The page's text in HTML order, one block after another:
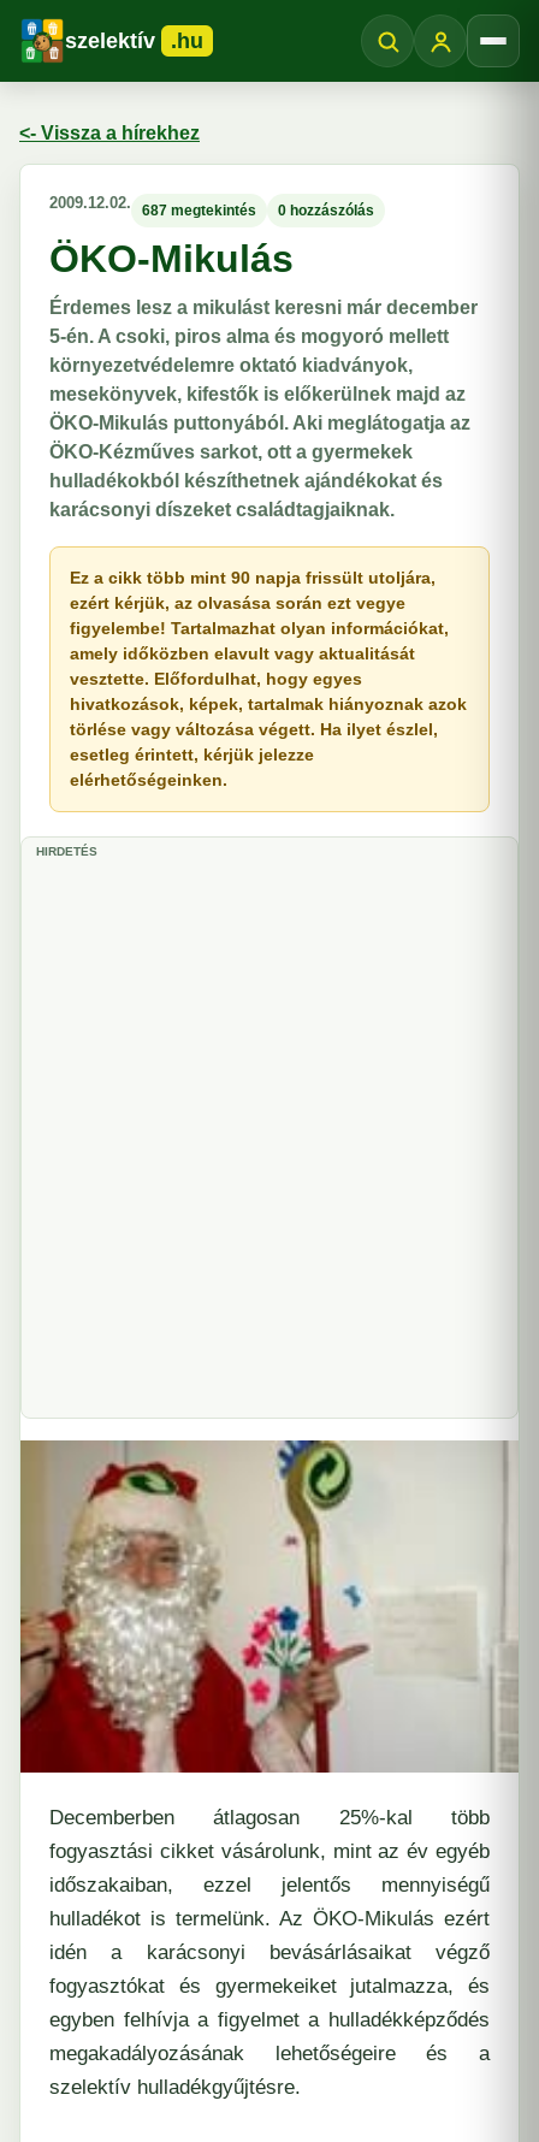
szelektív .hu
<- Vissza a hírekhez
2009.12.02. 687 megtekintés 0 hozzászólás
ÖKO-Mikulás
Érdemes lesz a mikulást keresni már december
5-én. A csoki, piros alma és mogyoró mellett
környezetvédelemre oktató kiadványok,
mesekönyvek, kifestők is előkerülnek majd az
ÖKO-Mikulás puttonyából. Aki meglátogatja az
ÖKO-Kézműves sarkot, ott a gyermekek
hulladékokból készíthetnek ajándékokat és
karácsonyi díszeket családtagjaiknak.
Ez a cikk több mint 90 napja frissült utoljára,
ezért kérjük, az olvasása során ezt vegye
figyelembe! Tartalmazhat olyan információkat,
amely időközben elavult vagy aktualitását
vesztette. Előfordulhat, hogy egyes
hivatkozások, képek, tartalmak hiányoznak azok
törlése vagy változása végett. Ha ilyet észlel,
esetleg érintett, kérjük jelezze
elérhetőségeinken.
HIRDETÉS
Decemberben átlagosan 25%-kal több
fogyasztási cikket vásárolunk, mint az év egyéb
időszakaiban, ezzel jelentős mennyiségű
hulladékot is termelünk. Az ÖKO-Mikulás ezért
idén a karácsonyi bevásárlásaikat végző
fogyasztókat és gyermekeiket jutalmazza, és
egyben felhívja a figyelmet a hulladékképződés
megakadályozásának lehetőségeire és a
szelektív hulladékgyűjtésre.